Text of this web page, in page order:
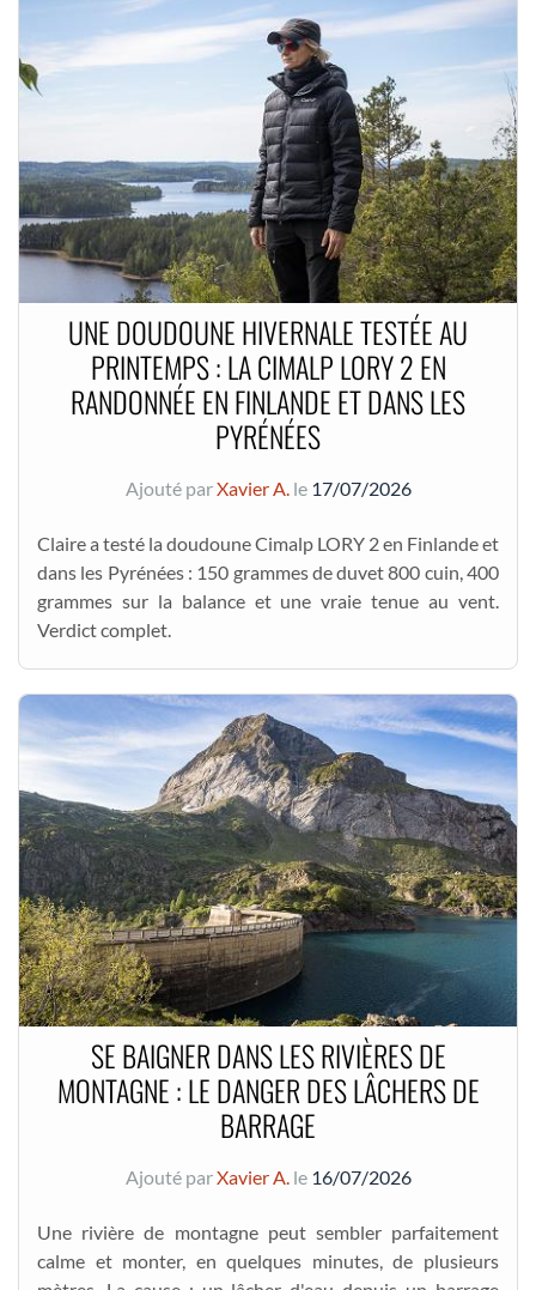
UNE DOUDOUNE HIVERNALE TESTÉE AU
PRINTEMPS : LA CIMALP LORY 2 EN
RANDONNÉE EN FINLANDE ET DANS LES
PYRÉNÉES
Ajouté parXavier A. le 17/07/2026
Claire a testé la doudoune Cimalp LORY 2 en Finlande et
dans les Pyrénées : 150 grammes de duvet 800 cuin, 400
grammes sur la balance et une vraie tenue au vent.
Verdict complet.
SE BAIGNER DANS LES RIVIÈRES DE
MONTAGNE : LE DANGER DES LÂCHERS DE
BARRAGE
Ajouté parXavier A. le 16/07/2026
Une rivière de montagne peut sembler parfaitement
calme et monter, en quelques minutes, de plusieurs